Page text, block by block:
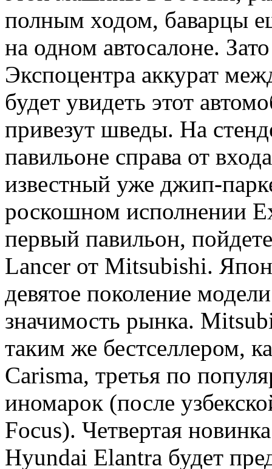
полным ходом, баварцы
на одном автосалоне.
Экспоцентра аккурат
будет увидеть этот
привезут шведы. На
павильоне справа от
известный уже джип-
роскошном исполнении
первый павильон,
Lancer от Mitsubishi.
девятое поколение
значимость рынка.
таким же бестселлером,
Carisma, третья по
иномарок (после
Focus). Четвертая
Hyundai Elantra будет